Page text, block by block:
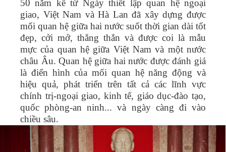
50 năm kể từ Ngày thiết lập quan hệ ngoại
giao, Việt Nam và Hà Lan đã xây dựng được
mối quan hệ giữa hai nước suốt thời gian dài tốt
đẹp, cởi mở, thẳng thắn và được coi là mẫu
mực của quan hệ giữa Việt Nam và một nước
châu Âu.Quan hệ giữa hai nước được đánh giá
là điển hình của mối quan hệ năng động và
hiệu quả, phát triển trên tất cả các lĩnh vực
chính trị-ngoại giao, kinh tế, giáo dục-đào tạo,
quốc phòng-an ninh... và ngày càng đi vào
chiều sâu.